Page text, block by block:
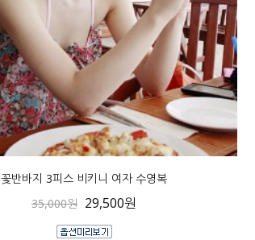
꽃반바지 3피스 비키니 여자 수영복
35,000원 29,500원